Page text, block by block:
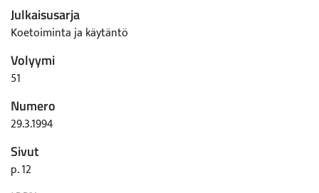
Julkaisusarja
Koetoiminta ja käytäntö
Volyymi
51
Numero
29.3.1994
Sivut
p. 12